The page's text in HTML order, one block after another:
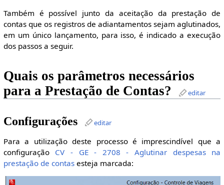
Também é possível junto da aceitação da prestação de
contas que os registros de adiantamentos sejam aglutinados,
em um único lançamento, para isso, é indicado a execução
dos passos a seguir.
Quais os parâmetros necessários
para a Prestação de Contas?
editar
Configurações editar
Para a utilização deste processo é imprescindível que a
configuração CV - GE - 2708 - Aglutinar despesas na
prestação de contasesteja marcada: